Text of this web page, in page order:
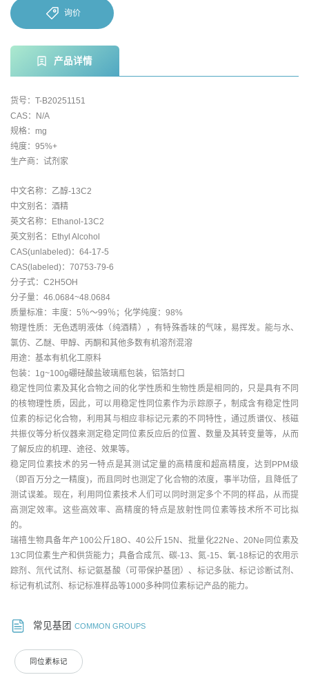
询价
产品详情
货号：T-B20251151
CAS：N/A
规格：mg
纯度：95%+
生产商：试剂家
中文名称：乙醇-13C2
中文别名：酒精
英文名称：Ethanol-13C2
英文别名：Ethyl Alcohol
CAS(unlabeled)：64-17-5
CAS(labeled)：70753-79-6
分子式：C2H5OH
分子量：46.0684~48.0684
质量标准：丰度：5％～99％；化学纯度：98%
物理性质：无色透明液体（纯酒精），有特殊香味的气味，易挥发。能与水、
氯仿、乙醚、甲醇、丙酮和其他多数有机溶剂混溶
用途：基本有机化工原料
包装：1g~100g硼硅酸盐玻璃瓶包装，铝箔封口
稳定性同位素及其化合物之间的化学性质和生物性质是相同的，只是具有不同
的核物理性质，因此，可以用稳定性同位素作为示踪原子，制成含有稳定性同
位素的标记化合物，利用其与相应非标记元素的不同特性，通过质谱仪、核磁
共振仪等分析仪器来测定稳定同位素反应后的位置、数量及其转变量等，从而
了解反应的机理、途径、效果等。
稳定同位素技术的另一特点是其测试定量的高精度和超高精度，达到PPM级
（即百万分之一精度)，而且同时也测定了化合物的浓度，事半功倍，且降低了
测试误差。现在，利用同位素技术人们可以同时测定多个不同的样品，从而提
高测定效率。这些高效率、高精度的特点是放射性同位素等技术所不可比拟
的。
瑞禧生物具备年产100公斤18O、40公斤15N、批量化22Ne、20Ne同位素及
13C同位素生产和供货能力；具备合成氘、碳-13、氮-15、氧-18标记的农用示
踪剂、氘代试剂、标记氨基酸（可带保护基团）、标记多肽、标记诊断试剂、
标记有机试剂、标记标准样品等1000多种同位素标记产品的能力。
常见基团 COMMON GROUPS
同位素标记